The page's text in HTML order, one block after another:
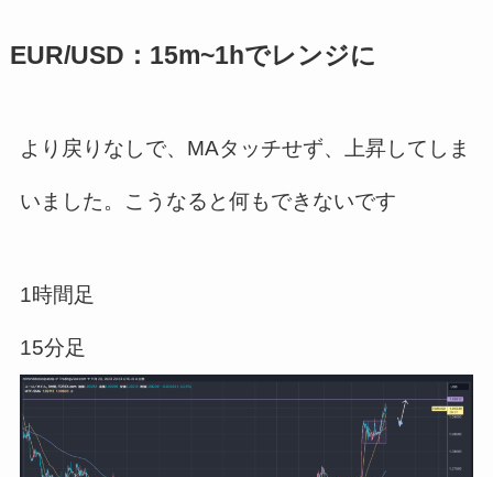
EUR/USD：15m~1hでレンジに
より戻りなしで、MAタッチせず、上昇してしま
いました。こうなると何もできないです
1時間足
15分足